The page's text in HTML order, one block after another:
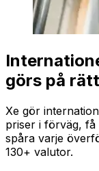
görs på
Xe gör
priser i förväg,
spåra varje
130+ valutor.